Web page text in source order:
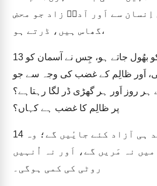
اِنسان سے اَور آدمؔ زاد جو محض
گھاس ہیں، ڈرتے ہو،
13
اَور ظالِم کے غضب کی وجہ سے جو
ہر روز اَور ہر گھڑی ڈر لگا رہتاہے؟
پر ظالِم کا غضب ہے کہاں؟
14
نہ مَریں گے، اَور نہ اُنہیں
روٹی کی کمی ہوگی۔